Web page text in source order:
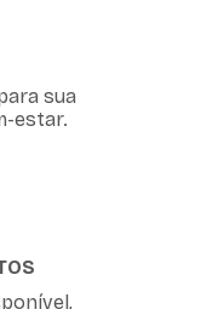
sua
estar.